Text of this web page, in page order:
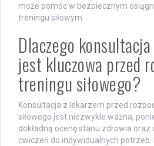
może pomóc w bezpiecznym
treningu siłowym.
Dlaczego
jest kluczowa przed
treningu siłowego?
Konsultacja z lekarzem przed
siłowego jest niezwykle ważna,
dokładną ocenę stanu zdrowia
ćwiczeń do indywidualnych potrzeb.